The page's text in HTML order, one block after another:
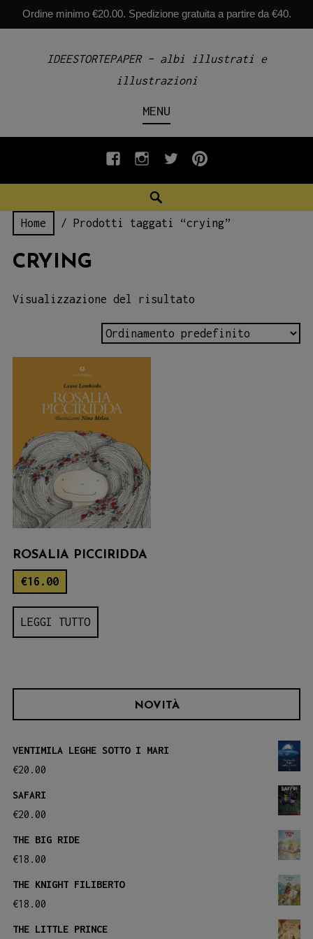
Ordine minimo €20.00. Spedizione gratuita a partire da €40.
IDEESTORTEPAPER – albi illustrati e
illustrazioni
MENU
fb INSTAGRAM
twiterpinterest
Home / Prodotti taggati “crying”
CRYING
Visualizzazione del risultato
ROSALIA PICCIRIDDA
€16.00
LEGGI TUTTO
NOVITÀ
VENTIMILA LEGHE SOTTO I MARI
€20.00
SAFARI
€20.00
THE BIG RIDE
€18.00
THE KNIGHT FILIBERTO
€18.00
THE LITTLE PRINCE